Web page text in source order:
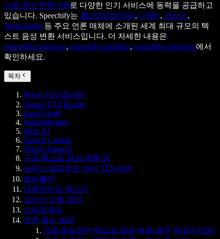
스트 음성 변환 API로 다양한 인기 서비스에 동력을 공급하고
있습니다. Speechify는 월스트리트저널, CNBC, 포브스,
TechCrunch 등 주요 언론 매체에 소개된 세계 최대 규모의 텍
스트 음성 변환 서비스입니다. 더 자세한 내용은
speechify.com/news, speechify.com/blog, speechify.com/press에서
확인하세요.
목차
Peech TTS 앱 대안
Simple TTS Reader
Read Aloud
NaturalReader
Murf.AI
Speech Central
Text to Speech!
구글 텍스트 음성 변환 앱
보이스 알라우드 리더 TTS 리더
발라볼카
내레이터의 목소리
보이스 드림 리더
스피치파이
자주 묻는 질문
가장 현실적인 텍스트 음성 변환 앱은 무엇인가요?